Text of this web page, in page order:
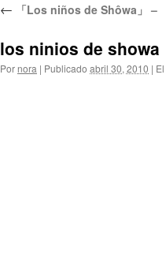
← 「Los niños de Shôwa」 –
los ninios de showa
Por nora | Publicado abril 30, 2010 |